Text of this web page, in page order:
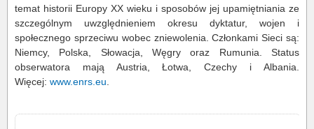
temat historii Europy XX wieku i sposobów jej upamiętniania ze
szczególnym uwzględnieniem okresu dyktatur, wojen i
społecznego sprzeciwu wobec zniewolenia. Członkami Sieci są:
Niemcy, Polska, Słowacja, Węgry oraz Rumunia. Status
obserwatora mają Austria, Łotwa, Czechy i Albania.
Więcej: www.enrs.eu